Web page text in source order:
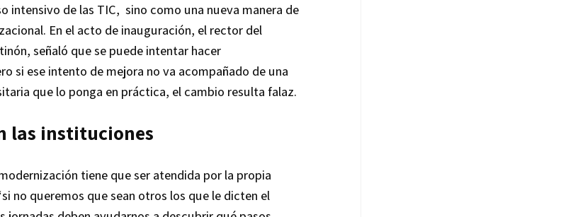
intensivo de las TIC, sino como una nueva manera de
En el acto de inauguración, el rector del
señaló que se puede intentar hacer
si ese intento de mejora no va acompañado de una
que lo ponga en práctica, el cambio resulta falaz.
las instituciones
tiene que ser atendida por la propia
no queremos que sean otros los que le dicten el